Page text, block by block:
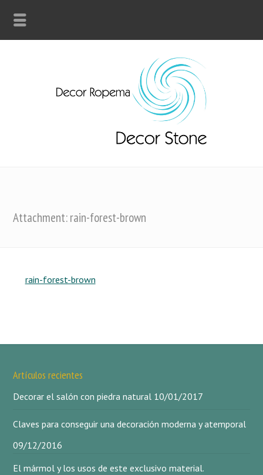
Attachment: rain-forest-brown
rain-forest-brown
Artículos recientes
Decorar el salón con piedra natural 10/01/2017
Claves para conseguir una decoración moderna y atemporal
09/12/2016
El mármol y los usos de este exclusivo material.